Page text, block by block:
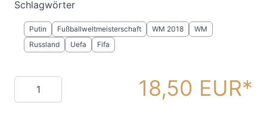
Schlagwörter
Putin Fußballweltmeisterschaft WM 2018
WM
Russland
Uefa Fifa
Menge 18,50 EUR